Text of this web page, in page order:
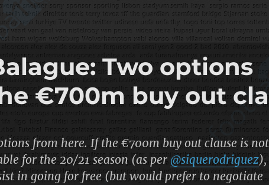
Two options
€700m buy out
from here. If the €700m buy out clause is not
for the 20/21 season (as per @siquerodriguez),
in going for free (but would prefer to negotiate